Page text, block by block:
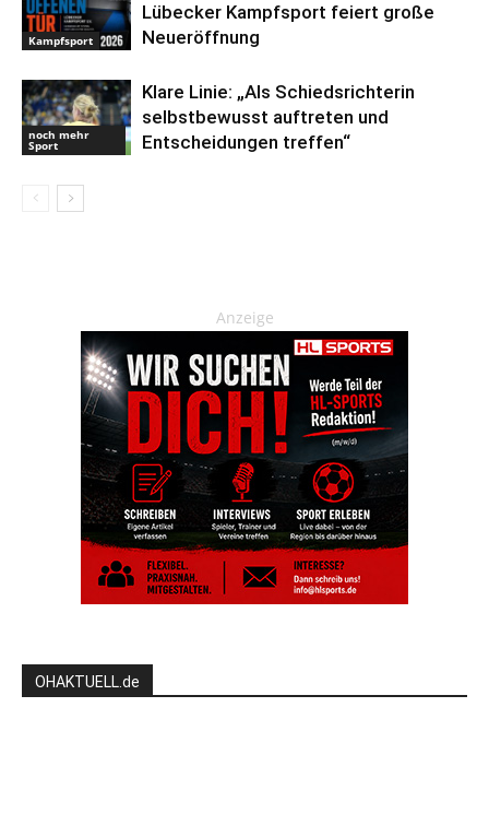
Kampfsport
Lübecker Kampfsport feiert große
Neueröffnung
noch mehr
Sport
Klare Linie: „Als Schiedsrichterin
selbstbewusst auftreten und
Entscheidungen treffen“
Anzeige
OHAKTUELL.de